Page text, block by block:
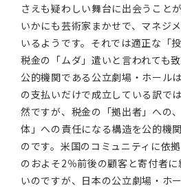
さえも疑わしい舞台に出会うこと
いかにも芸術家まかせで、マネジ
いるようです。それでは適正な「
税金の「ムダ」遣いと言われても
公的機関である公立劇場・ホール
の支払いだけで成立している訳で
然ですが、税金の「拠出者」への
体」への責任になる構造を公的機
のです。米国のコミュニティに依
のおよそ2％前後の顧客と寄付者
いのですが、日本の公立劇場・ホ